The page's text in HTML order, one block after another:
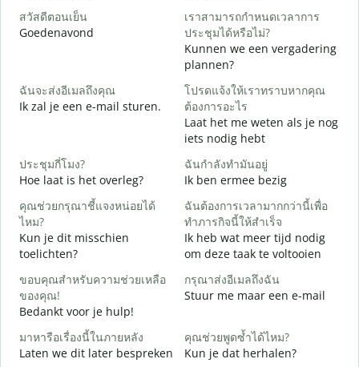
สวัสดีตอนเย็น
Goedenavond
เราสามารถกำหนดเวลาการ
ประชุมได้หรือไม่?
Kunnen we een vergadering
plannen?
ฉันจะส่งอีเมลถึงคุณ
Ik zal je een e-mail sturen.
โปรดแจ้งให้เราทราบหากคุณ
ต้องการอะไร
Laat het me weten als je nog
iets nodig hebt
ประชุมกี่โมง?
Hoe laat is het overleg?
ฉันกำลังทำมันอยู่
Ik ben ermee bezig
คุณช่วยกรุณาชี้แจงหน่อยได้
ไหม?
Kun je dit misschien
toelichten?
ฉันต้องการเวลามากกว่านี้เพื่อ
ทำภารกิจนี้ให้สำเร็จ
Ik heb wat meer tijd nodig
om deze taak te voltooien
ขอบคุณสำหรับความช่วยเหลือ
ของคุณ!
Bedankt voor je hulp!
กรุณาส่งอีเมลถึงฉัน
Stuur me maar een e-mail
มาหารือเรื่องนี้ในภายหลัง
Laten we dit later bespreken
คุณช่วยพูดซ้ำได้ไหม?
Kun je dat herhalen?